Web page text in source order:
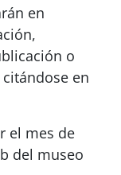
en
o
en
el mes de
del museo